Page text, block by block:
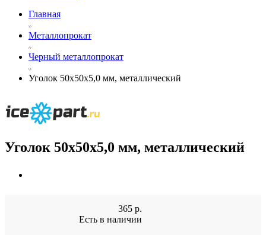
Главная
Металлопрокат
Черный металлопрокат
Уголок 50х50х5,0 мм, металлический
Уголок 50х50х5,0 мм, металлический
365 р.
Есть в наличии